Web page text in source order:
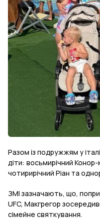
Разом із подружжям у
діти: восьмирічний
чотирирічний Ріан та
ЗМІ зазначають, що,
UFC, Макгрегор
сімейне святкування.